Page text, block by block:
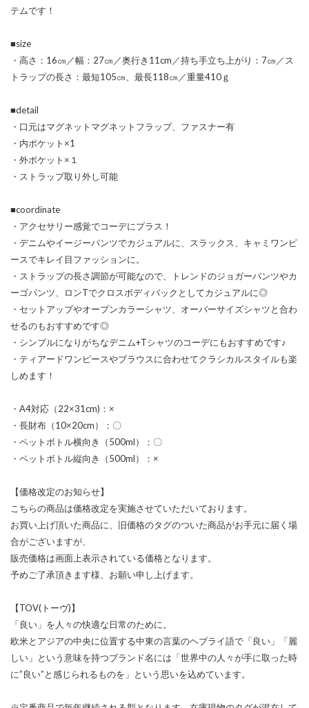
テムです！
■size
・高さ：16㎝／幅：27㎝／奥行き11cm／持ち手立ち上がり：7㎝／ス
トラップの長さ：最短105㎝、最長118㎝／重量410ｇ
■detail
・口元はマグネットマグネットフラップ、ファスナー有
・内ポケット×1
・外ポケット×１
・ストラップ取り外し可能
■coordinate
・アクセサリー感覚でコーデにプラス！
・デニムやイージーパンツでカジュアルに、スラックス、キャミワンピ
ースでキレイ目ファッションに。
・ストラップの長さ調節が可能なので、トレンドのジョガーパンツやカ
ーゴパンツ、ロンTでクロスボディバックとしてカジュアルに◎
・セットアップやオープンカラーシャツ、オーバーサイズシャツと合わ
せるのもおすすめです◎
・シンプルになりがちなデニム+Tシャツのコーデにもおすすめです♪
・ティアードワンピースやブラウスに合わせてクラシカルスタイルも楽
しめます！
・A4対応（22×31cm)：×
・長財布（10×20cm）：〇
・ペットボトル横向き（500ml）：〇
・ペットボトル縦向き（500ml）：×
【価格改定のお知らせ】
こちらの商品は価格改定を実施させていただいております。
お買い上げ頂いた商品に、旧価格のタグのついた商品がお手元に届く場
合がございますが、
販売価格は画面上表示されている価格となります。
予めご了承頂きます様、お願い申し上げます。
【TOV(トーヴ)】
「良い」を人々の快適な日常のために。
欧米とアジアの中央に位置する中東の言葉のヘブライ語で「良い」「麗
しい」という意味を持つブランド名には「世界中の人々が手に取った時
に”良い”と感じられるものを」という思いを込めています。